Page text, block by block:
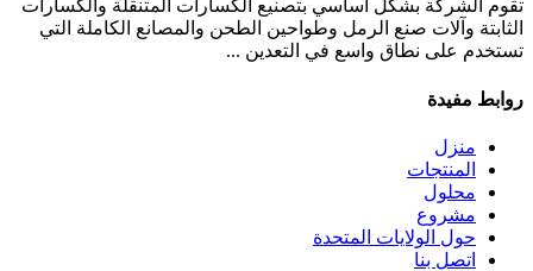
تقوم الشركة بشكل أساسي بتصنيع الكسارات المتنقلة والكسارات
الثابتة وآلات صنع الرمل وطواحين الطحن والمصانع الكاملة التي
تستخدم على نطاق واسع في التعدين ...
روابط مفيدة
منزل
المنتجات
محلول
مشروع
حول الولايات المتحدة
اتصل بنا